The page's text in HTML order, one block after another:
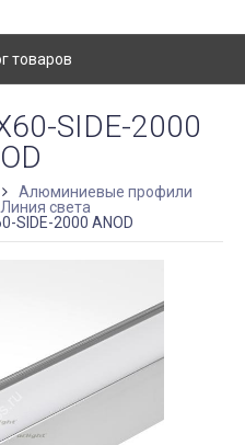
товаров
SIDE-2000
Алюминиевые профили
Линия света
SIDE-2000 ANOD